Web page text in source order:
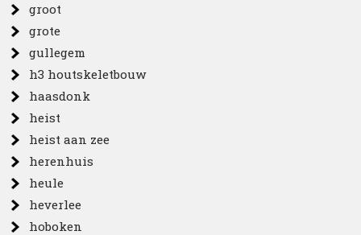
groot
grote
gullegem
h3 houtskeletbouw
haasdonk
heist
heist aan zee
herenhuis
heule
heverlee
hoboken